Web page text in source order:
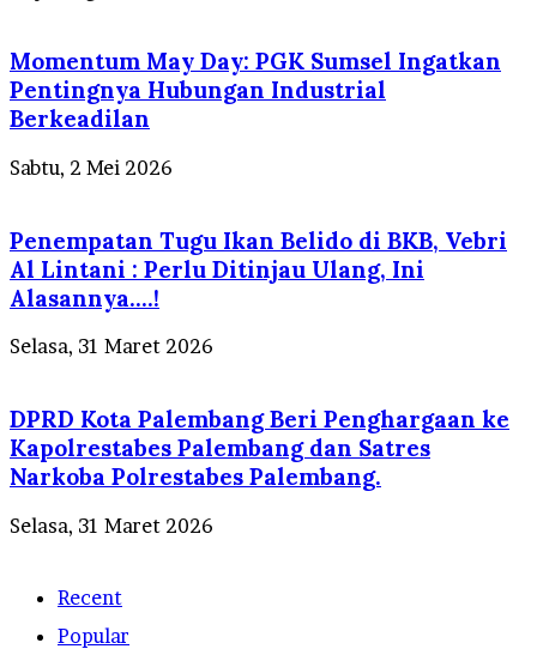
Momentum May Day: PGK Sumsel Ingatkan
Pentingnya Hubungan Industrial
Berkeadilan
Sabtu, 2 Mei 2026
Penempatan Tugu Ikan Belido di BKB, Vebri
Al Lintani : Perlu Ditinjau Ulang, Ini
Alasannya….!
Selasa, 31 Maret 2026
DPRD Kota Palembang Beri Penghargaan ke
Kapolrestabes Palembang dan Satres
Narkoba Polrestabes Palembang.
Selasa, 31 Maret 2026
Recent
Popular